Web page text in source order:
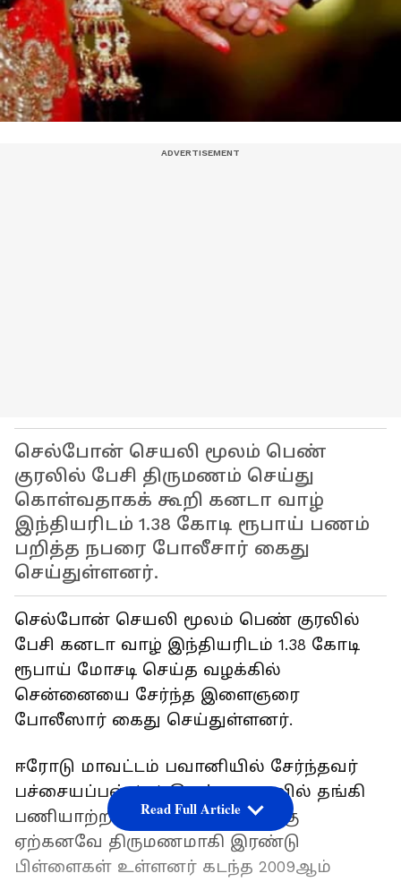
செல்போன் செயலி மூலம் பெண்
குரலில் பேசி திருமணம் செய்து
கொள்வதாகக் கூறி கனடா வாழ்
இந்தியரிடம் 1.38 கோடி ரூபாய் பணம்
பறித்த நபரை போலீசார் கைது
செய்துள்ளனர்.
செல்போன் செயலி மூலம் பெண் குரலில்
பேசி கனடா வாழ் இந்தியரிடம் 1.38 கோடி
ரூபாய் மோசடி செய்த வழக்கில்
சென்னையை சேர்ந்த இளைஞரை
போலீஸார் கைது செய்துள்ளனர்.
ஈரோடு மாவட்டம் பவானியில் சேர்ந்தவர்
பச்சையப்பன் (42) இவர் கனடாவில் தங்கி
பணியாற்றி வருகிறார். இவருக்கு
ஏற்கனவே திருமணமாகி இரண்டு
பிள்ளைகள் உள்ளனர் கடந்த 2009ஆம்
Read Full Article